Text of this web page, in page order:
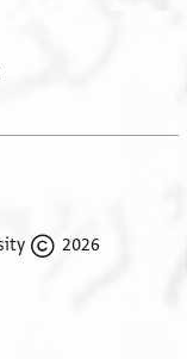
2026 The Trustees of Princeton University